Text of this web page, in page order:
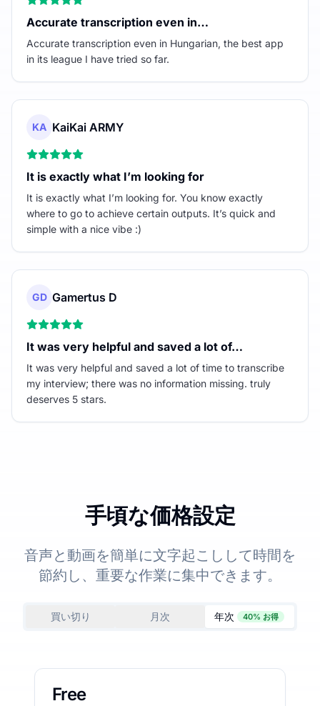
Accurate transcription even in…
Accurate transcription even in Hungarian, the best app
in its league I have tried so far.
KA KaiKai ARMY
It is exactly what I’m looking for
It is exactly what I’m looking for. You know exactly
where to go to achieve certain outputs. It’s quick and
simple with a nice vibe :)
GD Gamertus D
It was very helpful and saved a lot of…
It was very helpful and saved a lot of time to transcribe
my interview; there was no information missing. truly
deserves 5 stars.
手頃な価格設定
音声と動画を簡単に文字起こしして時間を
節約し、重要な作業に集中できます。
買い切り 月次 年次 40% お得
Free